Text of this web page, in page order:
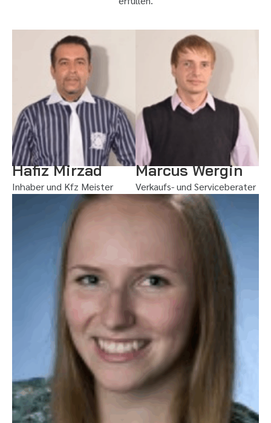
Hafiz Mirzad
Inhaber und Kfz Meister
Marcus Wergin
Verkaufs- und Serviceberater